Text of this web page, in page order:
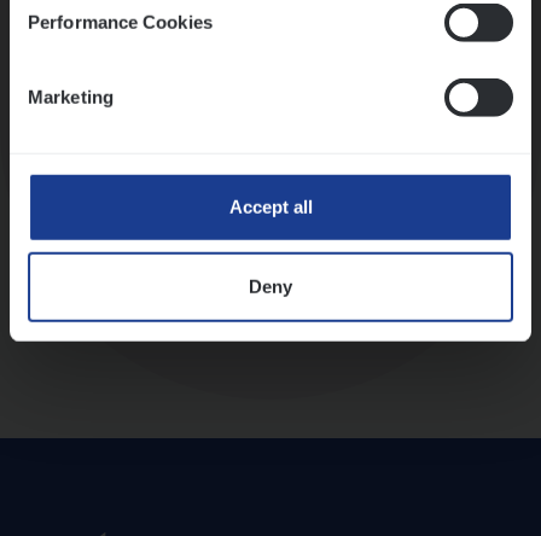
Performance Cookies
Marketing
Accept all
Deny